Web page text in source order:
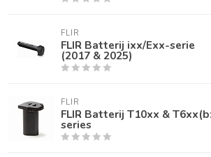
FLIR
FLIR Batterij ixx/Exx-serie
(2017 & 2025)
FLIR
FLIR Batterij T10xx &
series